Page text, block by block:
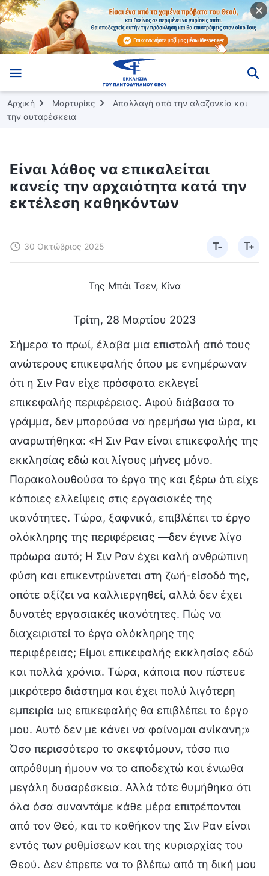
Αρχική Μαρτυρίες
Απαλλαγή από την αλαζονεία και
την αυταρέσκεια
Είναι λάθος να επικαλείται
κανείς την αρχαιότητα κατά την
εκτέλεση καθηκόντων
30 Οκτώβριος 2025
Της Μπάι Τσεν, Κίνα
Τρίτη, 28 Μαρτίου 2023
Σήμερα το πρωί, έλαβα μια επιστολή από τους
ανώτερους επικεφαλής όπου με ενημέρωναν
ότι η Σιν Ραν είχε πρόσφατα εκλεγεί
επικεφαλής περιφέρειας. Αφού διάβασα το
γράμμα, δεν μπορούσα να ηρεμήσω για ώρα, κι
αναρωτήθηκα: «Η Σιν Ραν είναι επικεφαλής της
εκκλησίας εδώ και λίγους μήνες μόνο.
Παρακολουθούσα το έργο της και ξέρω ότι είχε
κάποιες ελλείψεις στις εργασιακές της
ικανότητες. Τώρα, ξαφνικά, επιβλέπει το έργο
ολόκληρης της περιφέρειας —δεν έγινε λίγο
πρόωρα αυτό; Η Σιν Ραν έχει καλή ανθρώπινη
φύση και επικεντρώνεται στη ζωή-είσοδό της,
οπότε αξίζει να καλλιεργηθεί, αλλά δεν έχει
δυνατές εργασιακές ικανότητες. Πώς να
διαχειριστεί το έργο ολόκληρης της
περιφέρειας; Είμαι επικεφαλής εκκλησίας εδώ
και πολλά χρόνια. Τώρα, κάποια που πίστευε
μικρότερο διάστημα και έχει πολύ λιγότερη
εμπειρία ως επικεφαλής θα επιβλέπει το έργο
μου. Αυτό δεν με κάνει να φαίνομαι ανίκανη;»
Όσο περισσότερο το σκεφτόμουν, τόσο πιο
απρόθυμη ήμουν να το αποδεχτώ και ένιωθα
μεγάλη δυσαρέσκεια. Αλλά τότε θυμήθηκα ότι
όλα όσα συναντάμε κάθε μέρα επιτρέπονται
από τον Θεό, και το καθήκον της Σιν Ραν είναι
εντός των ρυθμίσεων και της κυριαρχίας του
Θεού. Δεν έπρεπε να το βλέπω από τη δική μου